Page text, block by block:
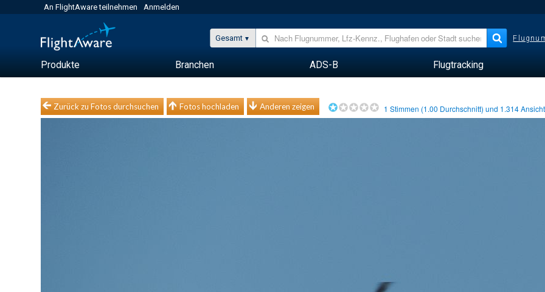
An FlightAware teilnehmen Anmelden
Gesamt
Produkte Branchen ADS-B Flugtracking
Zurück zu Fotos durchsuchen Fotos hochladen Anderen zeigen 1 Stimmen (1.00 Durchschnitt) und 1.314